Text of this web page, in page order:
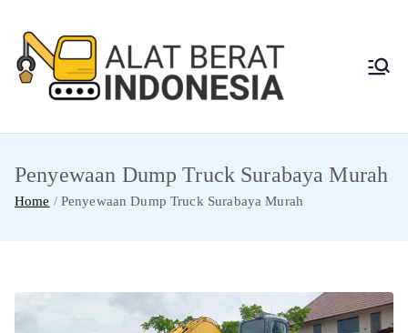
content
Berat
Indon
Jasa Sewa Alat
Penyewaan Dump Truck Surabaya Murah
Home Penyewaan Dump Truck Surabaya Murah